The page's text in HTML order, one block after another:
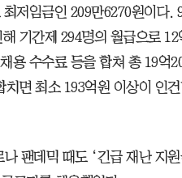
저임금인 209만6270원이다.
기간제 294명의 월급으로
용 수수료 등을 합쳐 총 19억
면 최소 193억원 이상이 인
팬데믹 때도 ‘긴급 재난 지